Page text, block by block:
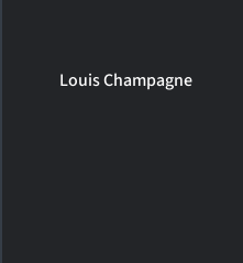
Louis Champagne